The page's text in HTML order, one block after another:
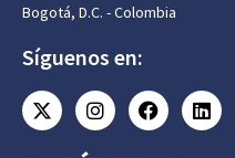
Bogotá, D.C. - Colombia
Síguenos en: